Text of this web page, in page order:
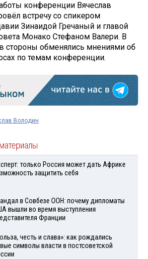
конференции Вячеслав
встречу со спикером
Зинаидой Гречаный и главой
Монако Стефаном Валери. В
стороны обменялись мнениями об
по темам конференции.
Володин
только Россия может дать Африке
защитить себя
в Совбезе ООН: почему дипломаты
вышли во время выступления
Франции
честь и слава»: как рождались
символы власти в постсоветской